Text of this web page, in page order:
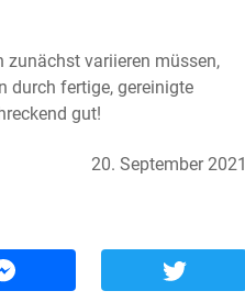
zunächst variieren müssen,
durch fertige, gereinigte
gut!
20. September 2021